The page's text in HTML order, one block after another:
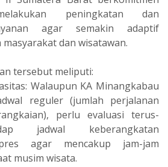
peningkatan dan
agar semakin adaptif
dan wisatawan.
tersebut meliputi:
Walaupun KA Minangkabau
reguler (jumlah perjalanan
perlu evaluasi terus-
jadwal keberangkatan
agar mencakup jam-jam
musim wisata.